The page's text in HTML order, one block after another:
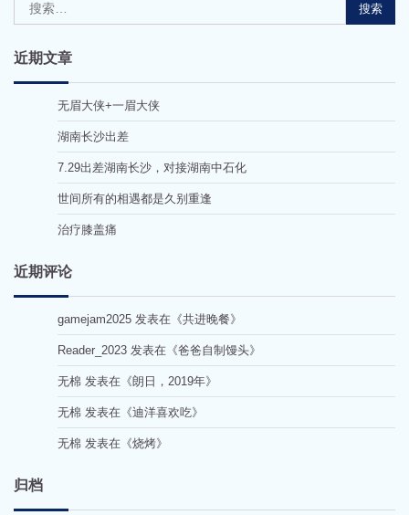
索：
近期文章
无眉大侠+一眉大侠
湖南长沙出差
7.29出差湖南长沙，对接湖南中石化
世间所有的相遇都是久别重逢
治疗膝盖痛
近期评论
gamejam2025 发表在《共进晚餐》
Reader_2023 发表在《爸爸自制馒头》
无棉 发表在《朗日，2019年》
无棉 发表在《迪洋喜欢吃》
无棉 发表在《烧烤》
归档